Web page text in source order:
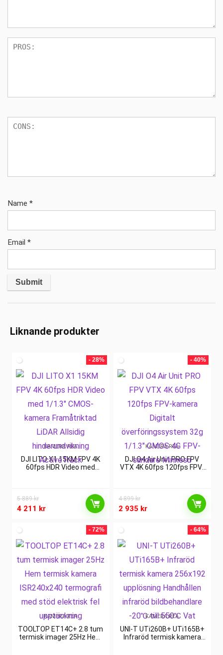
Name *
Email *
Liknande produkter
- 28%
KAMERA REA
DJI LITO X1 15KM FPV 4K
60fps HDR Video med
5 889kr
4 211 kr
- 40%
KAMERA REA
DJI O4 Air Unit PRO FPV
VTX 4K 60fps 120fps FPV-
sändare Minnesu
4 899kr
2 935 kr
- 72%
KAMERA REA
TOOLTOP ET14C+ 2.8 tum
termisk imager 25Hz Hem
- 64%
KAMERA REA
UNI-T UTi260B+ UTi165B+
Infraröd termisk kamera